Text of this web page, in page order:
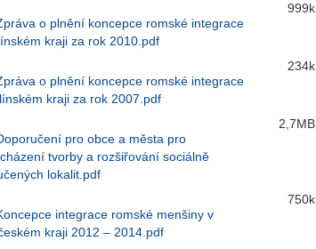
o plnění koncepce romské integrace
kraji za rok 2010.pdf
999k
o plnění koncepce romské integrace
kraji za rok 2007.pdf
234k
pro obce a města pro
tvorby a rozšiřování sociálně
lokalit.pdf
2,7MB
integrace romské menšiny v
kraji 2012 – 2014.pdf
750k